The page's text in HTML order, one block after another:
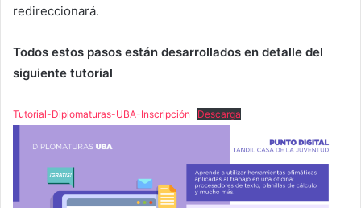
redireccionará.
Todos estos pasos están desarrollados en detalle del
siguiente tutorial
Tutorial-Diplomaturas-UBA-Inscripción Descarga